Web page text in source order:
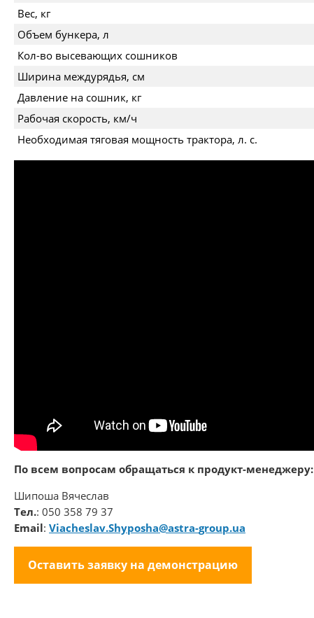
Вес, кг
Объем бункера, л
Кол-во высевающих сошников
Ширина междурядья, см
Давление на сошник, кг
Рабочая скорость, км/ч
Необходимая тяговая мощность трактора, л. с.
По всем вопросам обращаться к продукт-менеджеру:
Шипоша Вячеслав
Тел.: 050 358 79 37
Email: Viacheslav.Shyposha@astra-group.ua
Оставить заявку на демонстрацию